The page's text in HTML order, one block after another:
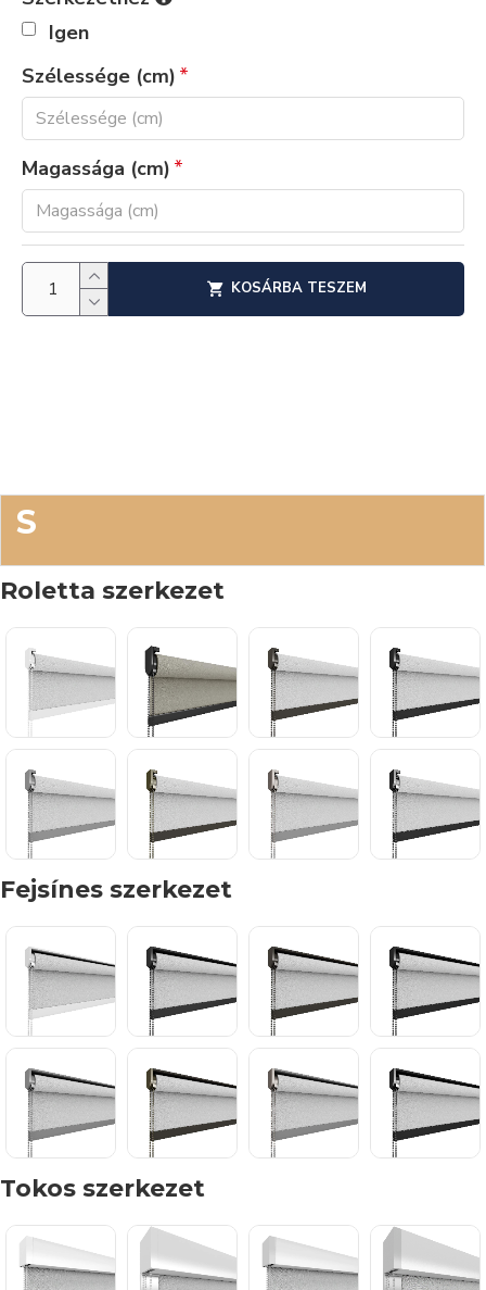
Igen
Szélessége (cm)
Magassága (cm)
KOSÁRBA TESZEM
S
Roletta szerkezet
Fejsínes szerkezet
Tokos szerkezet